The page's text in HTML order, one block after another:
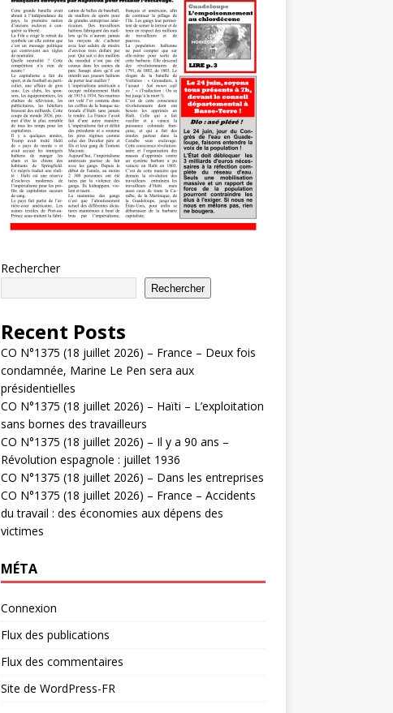
Rechercher
Rechercher
Recent Posts
CO N°1375 (18 juillet 2026) – France – Deux fois
condamnée, Marine Le Pen sera aux
présidentielles
CO N°1375 (18 juillet 2026) – Haïti – L’exploitation
sans bornes des travailleurs
CO N°1375 (18 juillet 2026) – Il y a 90 ans –
Révolution espagnole : juillet 1936
CO N°1375 (18 juillet 2026) – Dans les entreprises
CO N°1375 (18 juillet 2026) – France – Accidents
du travail : des économies aux dépens des
victimes
MÉTA
Connexion
Flux des publications
Flux des commentaires
Site de WordPress-FR